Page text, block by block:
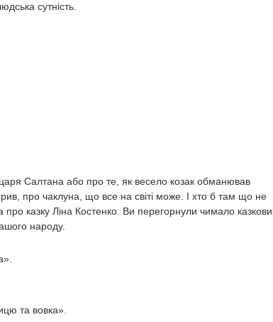
сутність.
Салтана або про те, як весело козак обманював
про чаклуна, що все на світі може. І хто б там що не
казку Ліна Костенко. Ви перегорнули чимало
народу.
та вовка».